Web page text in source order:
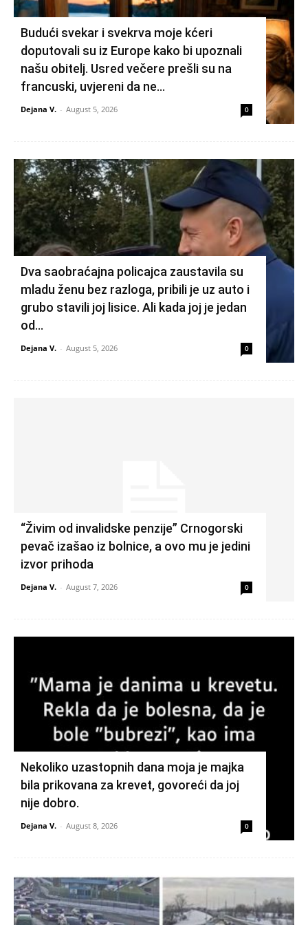
Budući svekar i svekrva moje kćeri
doputovali su iz Europe kako bi upoznali
našu obitelj. Usred večere prešli su na
francuski, uvjereni da ne...
Dejana V. - August 5, 2026 0
Dva saobraćajna policajca zaustavila su
mladu ženu bez razloga, pribili je uz auto i
grubo stavili joj lisice. Ali kada joj je jedan
od...
Dejana V. - August 5, 2026 0
“Živim od invalidske penzije” Crnogorski
pevač izašao iz bolnice, a ovo mu je jedini
izvor prihoda
Dejana V. - August 7, 2026 0
Nekoliko uzastopnih dana moja je majka
bila prikovana za krevet, govoreći da joj
nije dobro.
Dejana V. - August 8, 2026 0